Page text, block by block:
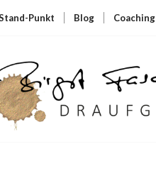
Punkt Blog Coaching